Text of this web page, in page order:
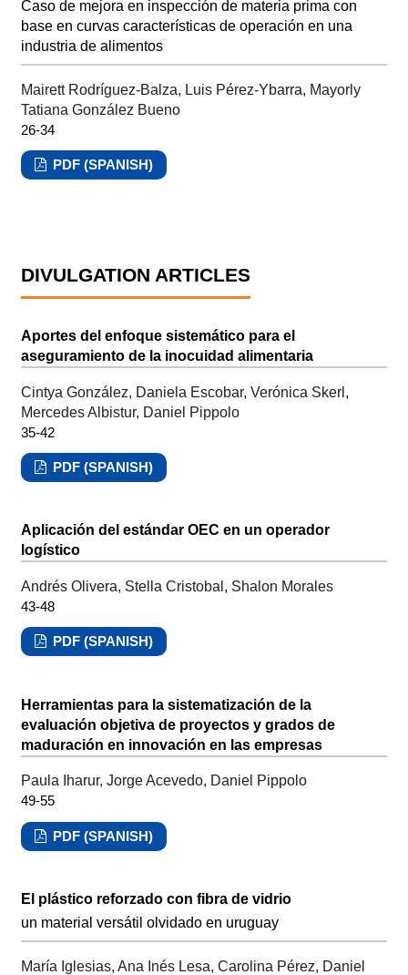
Caso de mejora en inspección de materia prima con
base en curvas características de operación en una
industria de alimentos
Mairett Rodríguez-Balza, Luis Pérez-Ybarra, Mayorly
Tatiana González Bueno
26-34
PDF (SPANISH)
DIVULGATION ARTICLES
Aportes del enfoque sistemático para el
aseguramiento de la inocuidad alimentaria
Cintya González, Daniela Escobar, Verónica Skerl,
Mercedes Albistur, Daniel Pippolo
35-42
PDF (SPANISH)
Aplicación del estándar OEC en un operador
logístico
Andrés Olivera, Stella Cristobal, Shalon Morales
43-48
PDF (SPANISH)
Herramientas para la sistematización de la
evaluación objetiva de proyectos y grados de
maduración en innovación en las empresas
Paula Iharur, Jorge Acevedo, Daniel Pippolo
49-55
PDF (SPANISH)
El plástico reforzado con fibra de vidrio
un material versátil olvidado en uruguay
María Iglesias, Ana Inés Lesa, Carolina Pérez, Daniel